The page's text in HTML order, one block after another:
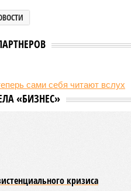
«БИЗНЕС»
кризиса